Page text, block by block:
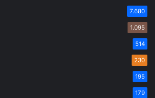
7.680
1.095
514
230
195
179